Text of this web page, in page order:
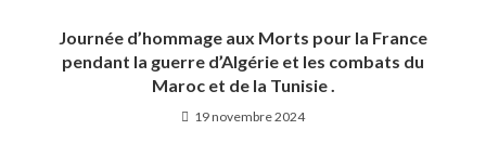
Journée d’hommage aux Morts pour la France
pendant la guerre d’Algérie et les combats du
Maroc et de la Tunisie .
19 novembre 2024